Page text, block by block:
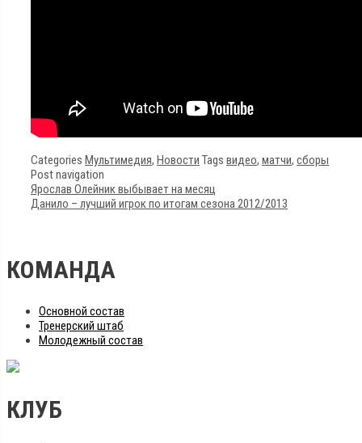
Categories Мультимедия, Новости Tags видео, матчи, сборы
Post navigation
Ярослав Олейник выбывает на месяц
Данило – лучший игрок по итогам сезона 2012/2013
КОМАНДА
Основной состав
Тренерский штаб
Молодежный состав
КЛУБ